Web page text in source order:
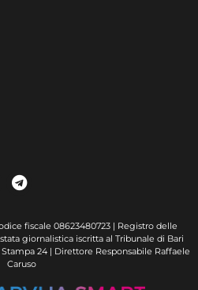
fiscale 08623480723 | Registro delle
giornalistica iscritta al Tribunale di Bari
Stampa 24 | Direttore Responsabile Raffaele
Caruso